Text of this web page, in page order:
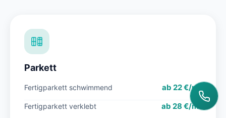
Parkett
Fertigparkett schwimmend ab 22 €/m²
Fertigparkett verklebt ab 28 €/m²